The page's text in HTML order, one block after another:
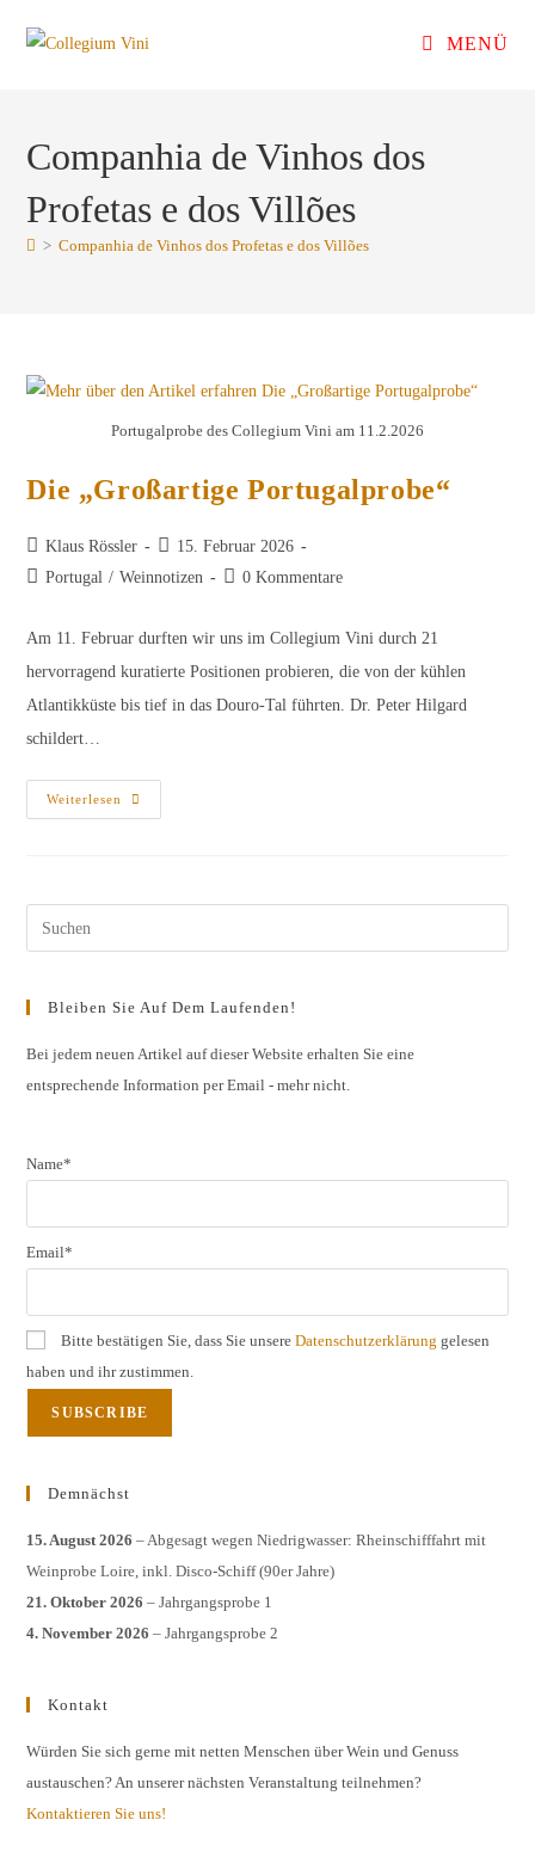
Inhalt
MENÜ
Companhia de Vinhos dos
Profetas e dos Villões
> Companhia de Vinhos dos Profetas e dos Villões
Portugalprobe des Collegium Vini am 11.2.2026
Die „Großartige Portugalprobe“
Beitrags-
Autor:
Klaus Rössler
Beitrag
veröffentlicht:
15. Februar 2026
Beitrags-
Portugal / Weinnotizen
Beitrags-
0 Kommentare
Am 11. Februar durften wir uns im Collegium Vini durch 21
hervorragend kuratierte Positionen probieren, die von der kühlen
Atlantikküste bis tief in das Douro-Tal führten. Dr. Peter Hilgard
schildert…
Weiterlesen
Die
„Großartige
Bleiben Sie Auf Dem Laufenden!
Bei jedem neuen Artikel auf dieser Website erhalten Sie eine
entsprechende Information per Email - mehr nicht.
Name*
Email*
Bitte bestätigen Sie, dass Sie unsereDatenschutzerklärung gelesen
haben und ihr zustimmen.
Demnächst
15. August 2026 – Abgesagt wegen Niedrigwasser: Rheinschifffahrt mit
Weinprobe Loire, inkl. Disco-Schiff (90er Jahre)
21. Oktober 2026 – Jahrgangsprobe 1
4. November 2026 – Jahrgangsprobe 2
Kontakt
Würden Sie sich gerne mit netten Menschen über Wein und Genuss
austauschen? An unserer nächsten Veranstaltung teilnehmen?
Kontaktieren Sie uns!